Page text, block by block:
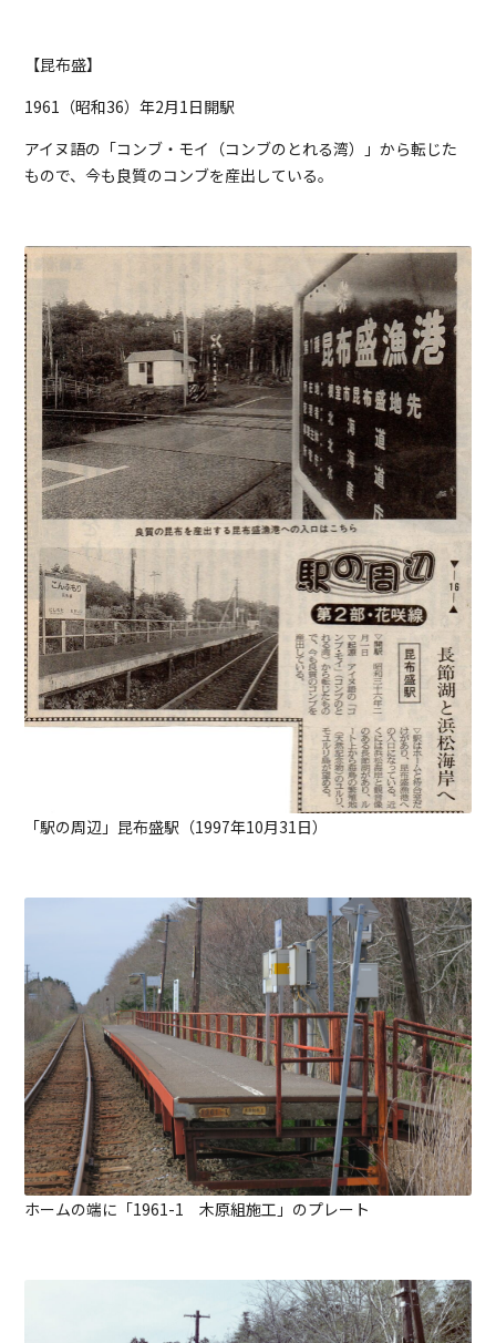
【昆布盛】
1961（昭和36）年2月1日開駅
アイヌ語の「コンブ・モイ（コンブのとれる湾）」から転じた
もので、今も良質のコンブを産出している。
「駅の周辺」昆布盛駅（1997年10月31日）
ホームの端に「1961-1 木原組施工」のプレート